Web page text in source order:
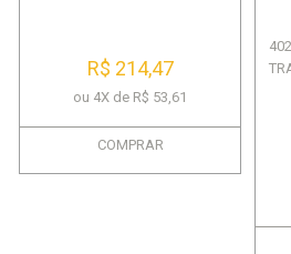
R$ 214,47
ou 4X de R$ 53,61
COMPRAR